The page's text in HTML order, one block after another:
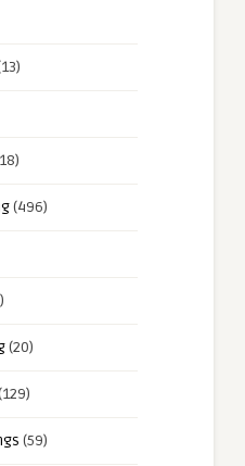
(496)
(20)
(59)